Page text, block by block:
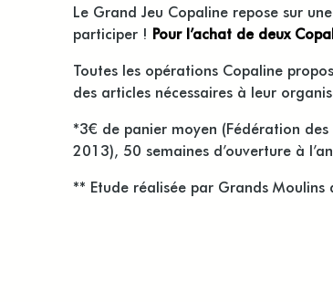
Le Grand Jeu Copaline repose sur
participer ! Pour l’achat de deux
Toutes les opérations Copaline
des articles nécessaires à leur
*3€ de panier moyen (Fédération
2013), 50 semaines d’ouverture à
** Etude réalisée par Grands